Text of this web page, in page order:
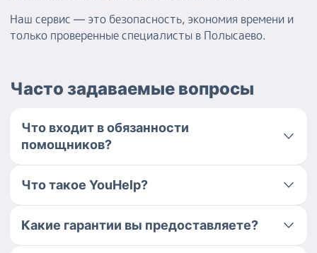
Наш сервис — это безопасность, экономия времени и
только проверенные специалисты в Полысаево.
Часто задаваемые вопросы
Что входит в обязанности
помощников?
Что такое YouHelp?
Какие гарантии вы предоставляете?